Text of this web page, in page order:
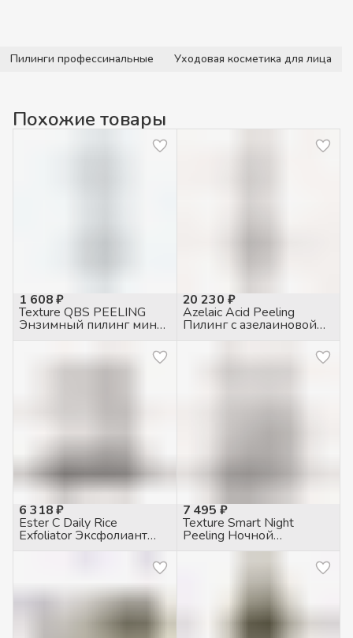
Пилинги профессинальные Уходовая косметика для лица
Похожие товары
1 608 ₽
Texture QBS PEELING
Энзимный пилинг мини,
20 230 ₽
Azelaic Acid Peeling
Пилинг с азелаиновой
6 318 ₽
Ester C Daily Rice
Exfoliator Эксфолиант
кожи с 2% салициловой
7 495 ₽
Texture Smart Night
Peeling Ночной
двухфазный пилинг, 30